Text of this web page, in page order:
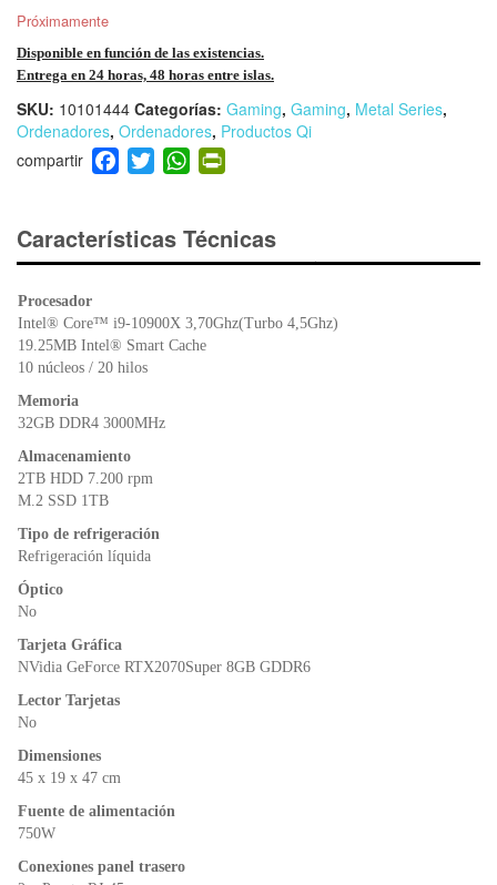
Próximamente
Disponible en función de las existencias.
Entrega en 24 horas, 48 horas entre islas.
SKU: 10101444 Categorías: Gaming, Gaming, Metal Series,
Ordenadores, Ordenadores, Productos Qi
F
a
e
b
o
k
T
wi
er
W
h
s
A
p
ri
e
dl
Características Técnicas
Procesador
Intel® Core™ i9-10900X 3,70Ghz(Turbo 4,5Ghz)
19.25MB Intel® Smart Cache
10 núcleos / 20 hilos
Memoria
32GB DDR4 3000MHz
Almacenamiento
2TB HDD 7.200 rpm
M.2 SSD 1TB
Tipo de refrigeración
Refrigeración líquida
Óptico
No
Tarjeta Gráfica
NVidia GeForce RTX2070Super 8GB GDDR6
Lector Tarjetas
No
Dimensiones
45 x 19 x 47 cm
Fuente de alimentación
750W
Conexiones panel trasero